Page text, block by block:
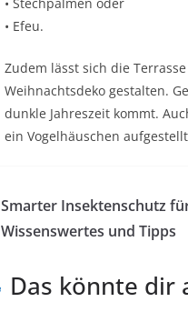
• Efeu.
Zudem lässt sich die
Weihnachtsdeko gestalten.
dunkle Jahreszeit kommt.
ein Vogelhäuschen
Smarter Insektenschutz
Wissenswertes und Tipps
Das könnte dir